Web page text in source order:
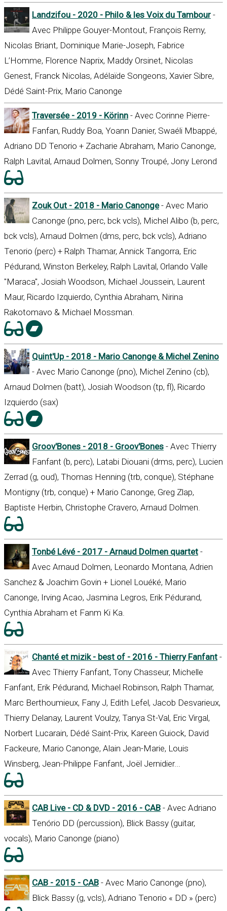
Landzifou - 2020 - Philo & les Voix du Tambour -
Avec Philippe Gouyer-Montout, François Remy,
Nicolas Briant, Dominique Marie-Joseph, Fabrice
L’Homme, Florence Naprix, Maddy Orsinet, Nicolas
Genest, Franck Nicolas, Adélaïde Songeons, Xavier Sibre,
Dédé Saint-Prix, Mario Canonge
Traversée - 2019 - Körinn - Avec Corinne Pierre-
Fanfan, Ruddy Boa, Yoann Danier, Swaéli Mbappé,
Adriano DD Tenorio + Zacharie Abraham, Mario Canonge,
Ralph Lavital, Arnaud Dolmen, Sonny Troupé, Jony Lerond
Zouk Out - 2018 - Mario Canonge- Avec Mario
Canonge (pno, perc, bck vcls), Michel Alibo (b, perc,
bck vcls), Arnaud Dolmen (dms, perc, bck vcls), Adriano
Tenorio (perc) + Ralph Thamar, Annick Tangorra, Eric
Pédurand, Winston Berkeley, Ralph Lavital, Orlando Valle
"Maraca", Josiah Woodson, Michael Joussein, Laurent
Maur, Ricardo Izquierdo, Cynthia Abraham, Nirina
Rakotomavo & Michael Mossman.
Quint'Up - 2018 - Mario Canonge & Michel Zenino
- Avec Mario Canonge (pno), Michel Zenino (cb),
Arnaud Dolmen (batt), Josiah Woodson (tp, fl), Ricardo
Izquierdo (sax)
Groov'Bones - 2018 - Groov'Bones - Avec Thierry
Fanfant (b, perc), Latabi Diouani (drms, perc), Lucien
Zerrad (g, oud), Thomas Henning (trb, conque), Stéphane
Montigny (trb, conque) + Mario Canonge, Greg Zlap,
Baptiste Herbin, Christophe Cravero, Arnaud Dolmen.
Tonbé Lévé - 2017 - Arnaud Dolmen quartet -
Avec Arnaud Dolmen, Leonardo Montana, Adrien
Sanchez & Joachim Govin + Lionel Louéké, Mario
Canonge, Irving Acao, Jasmina Legros, Erik Pédurand,
Cynthia Abraham et Fanm Ki Ka.
Chanté et mizik - best of - 2016 - Thierry Fanfant -
Avec Thierry Fanfant, Tony Chasseur, Michelle
Fanfant, Erik Pédurand, Michael Robinson, Ralph Thamar,
Marc Berthoumieux, Fany J, Edith Lefel, Jacob Desvarieux,
Thierry Delanay, Laurent Voulzy, Tanya St-Val, Eric Virgal,
Norbert Lucarain, Dédé Saint-Prix, Kareen Guiock, David
Fackeure, Mario Canonge, Alain Jean-Marie, Louis
Winsberg, Jean-Philippe Fanfant, Joël Jernidier...
CAB Live - CD & DVD - 2016 - CAB - Avec Adriano
Tenório DD (percussion), Blick Bassy (guitar,
vocals), Mario Canonge (piano)
CAB - 2015 - CAB - Avec Mario Canonge (pno),
Blick Bassy (g, vcls), Adriano Tenorio « DD » (perc)